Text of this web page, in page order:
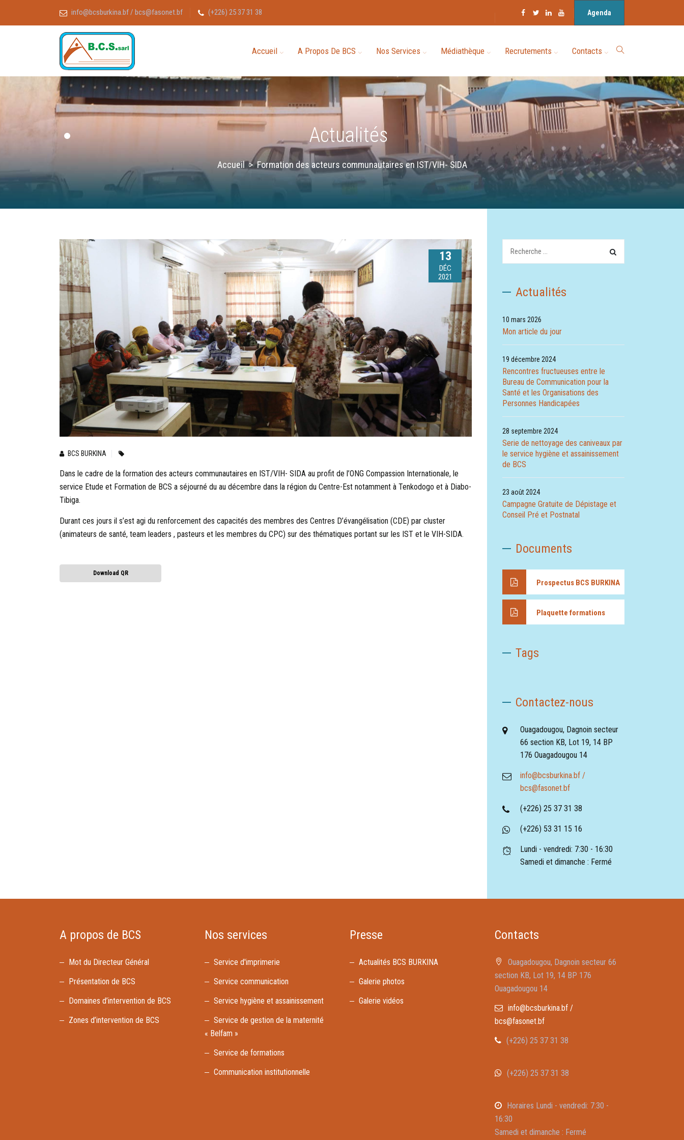
info@bcsburkina.bf / bcs@fasonet.bf (+226) 25 37 31 38 Agenda
Accueil A Propos De BCS Nos Services Médiathèque Recrutements Contacts
Actualités
Accueil>Formation des acteurs communautaires en IST/VIH- SIDA
13
DÉC
2021
BCS BURKINA
Dans le cadre de la formation des acteurs communautaires en IST/VIH- SIDA au profit de l’ONG Compassion Internationale, le
service Etude et Formation de BCS a séjourné du au décembre dans la région du Centre-Est notamment à Tenkodogo et à Diabo-
Tibiga.
Durant ces jours il s’est agi du renforcement des capacités des membres des Centres D’évangélisation (CDE) par cluster
(animateurs de santé, team leaders , pasteurs et les membres du CPC) sur des thématiques portant sur les IST et le VIH-SIDA.
Download QR
Actualités
10 mars 2026
Mon article du jour
19 décembre 2024
Rencontres fructueuses entre le
Bureau de Communication pour la
Santé et les Organisations des
Personnes Handicapées
28 septembre 2024
Serie de nettoyage des caniveaux par
le service hygiène et assainissement
de BCS
23 août 2024
Campagne Gratuite de Dépistage et
Conseil Pré et Postnatal
Documents
Prospectus BCS BURKINA
Plaquette formations
Tags
Contactez-nous
Ouagadougou, Dagnoin secteur
66 section KB, Lot 19, 14 BP
176 Ouagadougou 14
info@bcsburkina.bf /
bcs@fasonet.bf
(+226) 25 37 31 38
(+226) 53 31 15 16
Lundi - vendredi: 7:30 - 16:30
Samedi et dimanche : Fermé
A propos de BCS
Mot du Directeur Général
Présentation de BCS
Domaines d’intervention de BCS
Zones d’intervention de BCS
Nos services
Service d'imprimerie
Service communication
Service hygiène et assainissement
Service de gestion de la maternité
« Belfam »
Service de formations
Communication institutionnelle
Presse
Actualités BCS BURKINA
Galerie photos
Galerie vidéos
Contacts
Ouagadougou, Dagnoin secteur 66
section KB, Lot 19, 14 BP 176
Ouagadougou 14
info@bcsburkina.bf /
bcs@fasonet.bf
(+226) 25 37 31 38
(+226) 25 37 31 38
Horaires Lundi - vendredi: 7:30 -
16:30
Samedi et dimanche : Fermé